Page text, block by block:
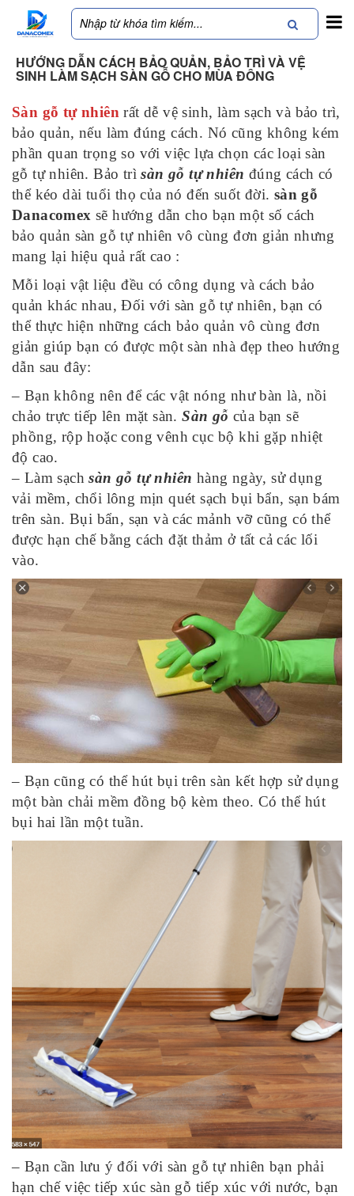
HƯỚNG DẪN CÁCH BẢO QUẢN, BẢO TRÌ VÀ VỆ
SINH LÀM SẠCH SÀN GỖ CHO MÙA ĐÔNG
Sàn gỗ tự nhiên rất dễ vệ sinh, làm sạch và bảo trì,
bảo quản, nếu làm đúng cách. Nó cũng không kém
phần quan trọng so với việc lựa chọn các loại sàn
gỗ tự nhiên. Bảo trìsàn gỗ tự nhiên đúng cách có
thể kéo dài tuổi thọ của nó đến suốt đời. sàn gỗ
Danacomex sẽ hướng dẫn cho bạn một số cách
bảo quản sàn gỗ tự nhiên vô cùng đơn giản nhưng
mang lại hiệu quả rất cao :
Mỗi loại vật liệu đều có công dụng và cách bảo
quản khác nhau, Đối với sàn gỗ tự nhiên, bạn có
thể thực hiện những cách bảo quản vô cùng đơn
giản giúp bạn có được một sàn nhà đẹp theo hướng
dẫn sau đây:
– Bạn không nên để các vật nóng như bàn là, nồi
chảo trực tiếp lên mặt sàn.Sàn gỗ của bạn sẽ
phồng, rộp hoặc cong vênh cục bộ khi gặp nhiệt
độ cao.
– Làm sạchsàn gỗ tự nhiên hàng ngày, sử dụng
vải mềm, chổi lông mịn quét sạch bụi bẩn, sạn bám
trên sàn. Bụi bẩn, sạn và các mảnh vỡ cũng có thể
được hạn chế bằng cách đặt thảm ở tất cả các lối
vào.
– Bạn cũng có thể hút bụi trên sàn kết hợp sử dụng
một bàn chải mềm đồng bộ kèm theo. Có thể hút
bụi hai lần một tuần.
– Bạn cần lưu ý đối với sàn gỗ tự nhiên bạn phải
hạn chế việc tiếp xúc sàn gỗ tiếp xúc với nước, bạn